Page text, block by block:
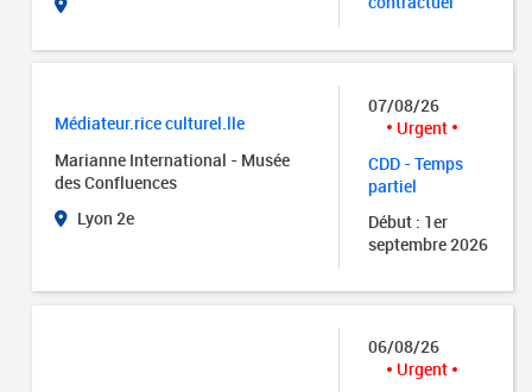
Médiateur.rice culturel.lle
Marianne International - Musée
des Confluences
Lyon 2e
07/08/26
Urgent
CDD - Temps
partiel
Début : 1er
septembre 2026
06/08/26
Urgent